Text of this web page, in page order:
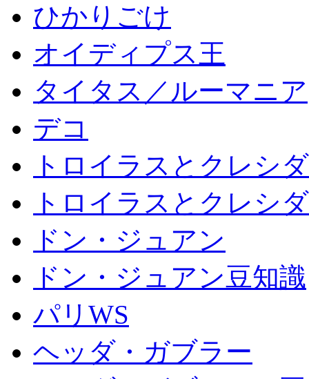
ひかりごけ
オイディプス王
タイタス／ルーマニア
デコ
トロイラスとクレシダ
トロイラスとクレシ
ドン・ジュアン
ドン・ジュアン豆知識
パリWS
ヘッダ・ガブラー